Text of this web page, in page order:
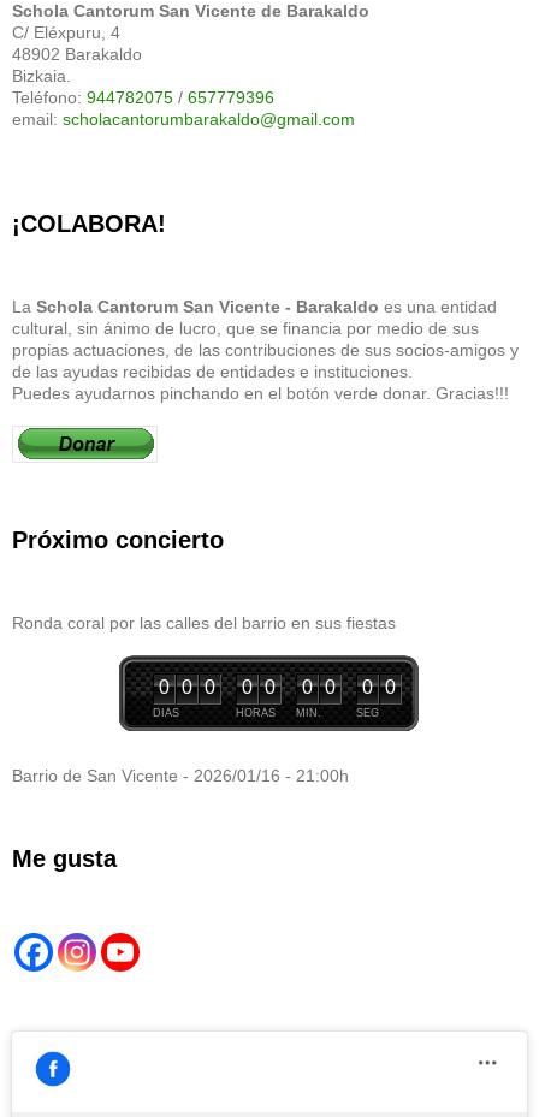
Schola Cantorum San Vicente de Barakaldo
C/ Eléxpuru, 4
48902 Barakaldo
Bizkaia.
Teléfono: 944782075 / 657779396
email: scholacantorumbarakaldo@gmail.com
¡COLABORA!
La Schola Cantorum San Vicente - Barakaldo es una entidad
cultural, sin ánimo de lucro, que se financia por medio de sus
propias actuaciones, de las contribuciones de sus socios-amigos y
de las ayudas recibidas de entidades e instituciones.
Puedes ayudarnos pinchando en el botón verde donar. Gracias!!!
Próximo concierto
Ronda coral por las calles del barrio en sus fiestas
DIAS
0 0 0
HORAS
0 0
MIN.
0 0
SEG
0 0
Barrio de San Vicente - 2026/01/16 - 21:00h
Me gusta